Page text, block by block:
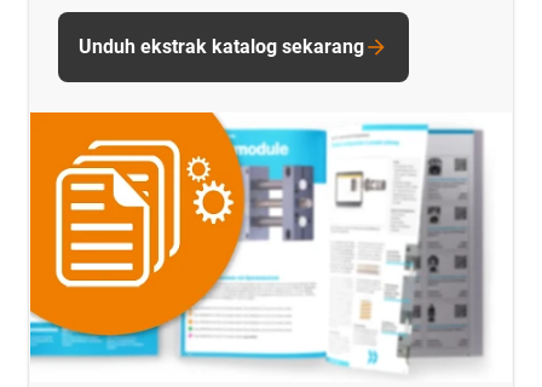
Unduh ekstrak katalog sekarang